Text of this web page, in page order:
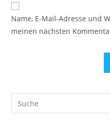
ein
zum
Kommentieren
ein
URL
Name, E-Mail-Adresse und
meinen nächsten